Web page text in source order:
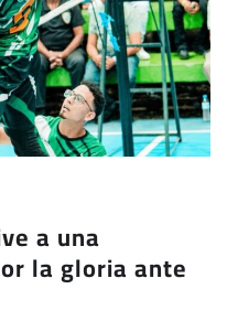
a una
la gloria ante